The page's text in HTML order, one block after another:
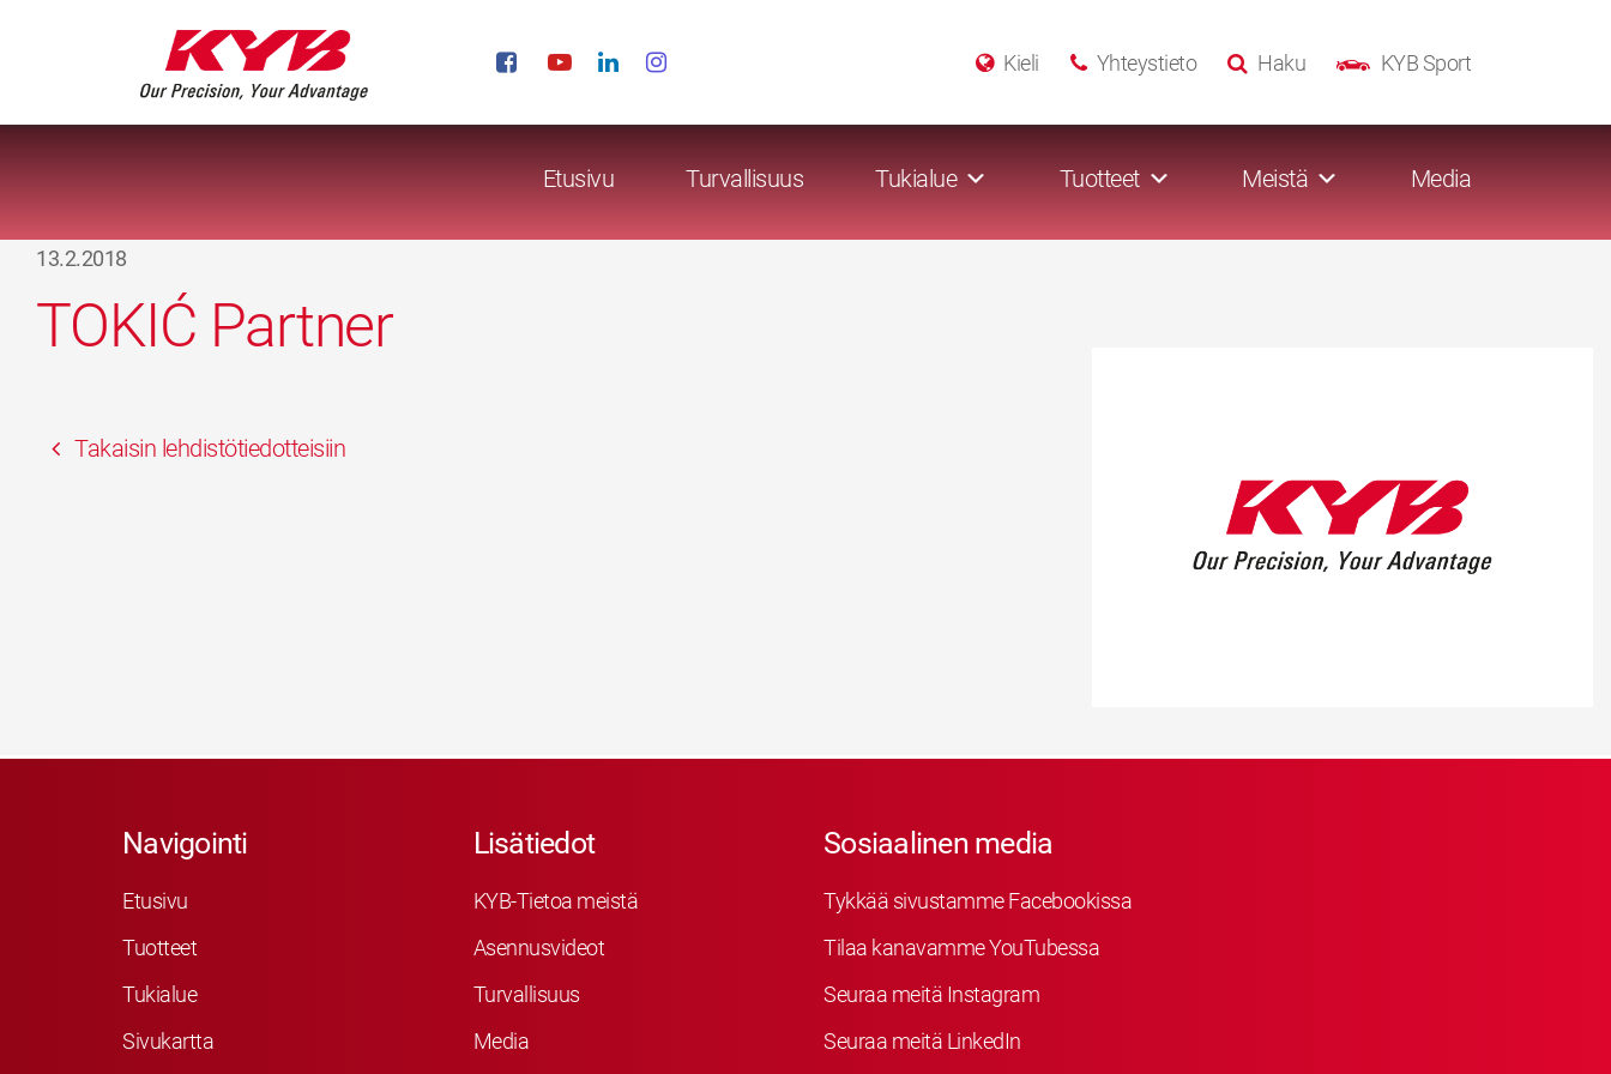
KYB Sport
Haku
Yhteystieto
Kieli
Etusivu Turvallisuus Tukialue Tuotteet Meistä Media
13.2.2018
TOKIĆ Partner
Takaisin lehdistötiedotteisiin
Navigointi
Etusivu
Tuotteet
Tukialue
Sivukartta
Lisätiedot
KYB-Tietoa meistä
Asennusvideot
Turvallisuus
Media
Sosiaalinen media
Tykkää sivustamme Facebookissa
Tilaa kanavamme YouTubessa
Seuraa meitä Instagram
Seuraa meitä LinkedIn